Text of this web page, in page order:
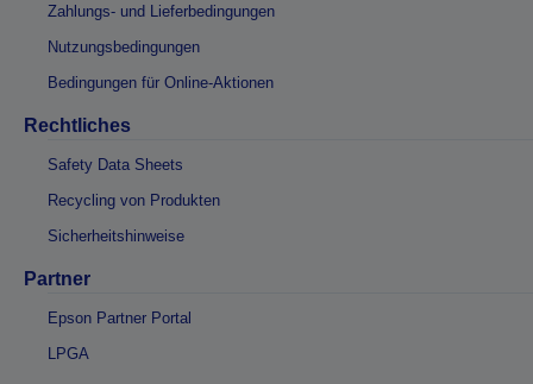
Zahlungs- und Lieferbedingungen
Nutzungsbedingungen
Bedingungen für Online-Aktionen
Rechtliches
Safety Data Sheets
Recycling von Produkten
Sicherheitshinweise
Partner
Epson Partner Portal
LPGA